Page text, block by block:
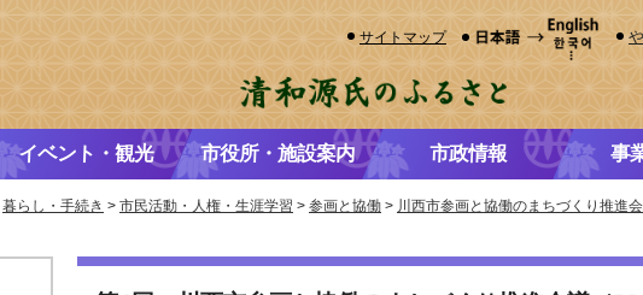
サイトマップ
イベント・観光 市役所・施設案内 市政情報 事
暮らし・手続き > 市民活動・人権・生涯学習 > 参画と協働 > 川西市参画と協働のまちづくり推進